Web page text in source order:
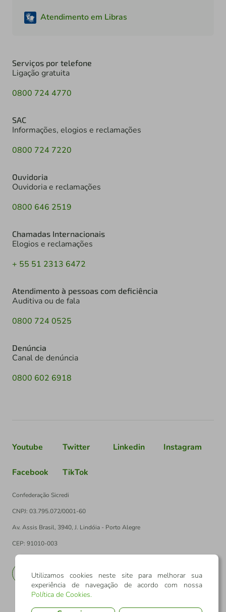
Atendimento em Libras
Serviços por telefone
Ligação gratuita
0800 724 4770
SAC
Informações, elogios e reclamações
0800 724 7220
Ouvidoria
Ouvidoria e reclamações
0800 646 2519
Chamadas Internacionais
Elogios e reclamações
+ 55 51 2313 6472
Atendimento à pessoas com deficiência
Auditiva ou de fala
0800 724 0525
Denúncia
Canal de denúncia
0800 602 6918
Youtube Twitter Linkedin Instagram
Facebook TikTok
Confederação Sicredi
CNPJ: 03.795.072/0001-60
Av. Assis Brasil, 3940, J. Lindóia - Porto Alegre
CEP: 91010-003
EN
Utilizamos cookies neste site para melhorar sua
experiência de navegação de acordo com nossa
Política de Cookies.